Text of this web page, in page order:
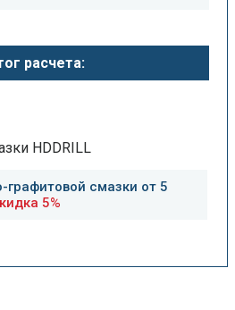
расчета:
HDDRILL
графитовой смазки от 5
5%